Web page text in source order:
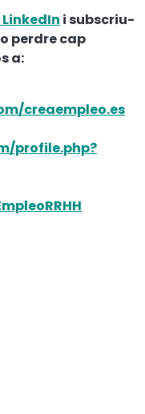
LinkedIn i subscriu-
perdre cap
a:
creaempleo.es
profile.php?